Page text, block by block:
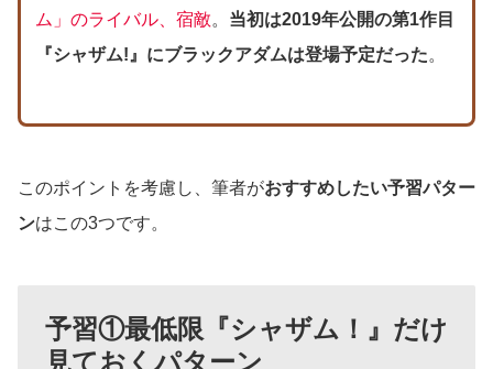
ム」のライバル、宿敵。 当初は2019年公開の第1作目
『シャザム!』にブラックアダムは登場予定だった。
このポイントを考慮し、筆者がおすすめしたい予習パター
ンはこの3つです。
予習①最低限『シャザム！』だけ
見ておくパターン